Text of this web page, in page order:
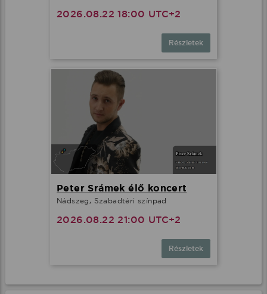
2026.08.22 18:00 UTC+2
Részletek
Peter Srámek élő koncert
Nádszeg, Szabadtéri színpad
2026.08.22 21:00 UTC+2
Részletek